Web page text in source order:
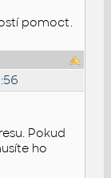
pomoct.
Pokud
ho